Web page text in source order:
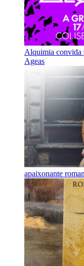
Alquimia convida
Ageas
apaixonante